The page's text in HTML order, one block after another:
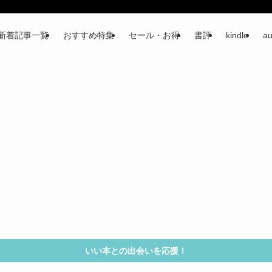
着記事一覧 おすすめ特集 セール・お得 書評 kindle
いい本との出会いを応援！